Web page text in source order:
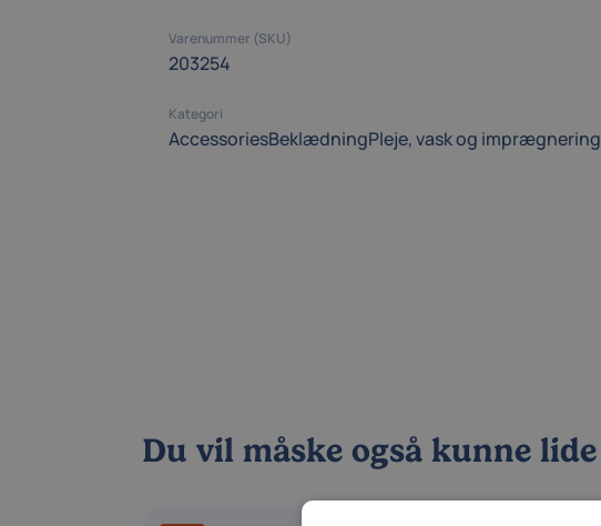
Varenummer (SKU)
203254
Kategori
AccessoriesBeklædningPleje, vask og imprægnering
Du vil måske også kunne lide